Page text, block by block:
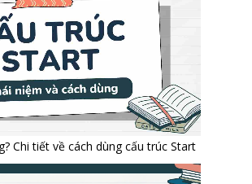
Chi tiết về cách dùng cấu trúc Start